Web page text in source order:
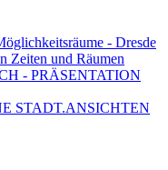
- Dresde
Zeiten und Räumen
- PRÄSENTATION
STADT.ANSICHTEN